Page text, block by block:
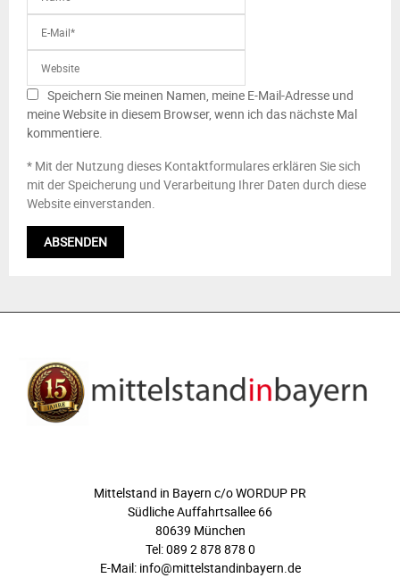
Speichern Sie meinen Namen, meine E-Mail-Adresse und
meine Website in diesem Browser, wenn ich das nächste Mal
kommentiere.
* Mit der Nutzung dieses Kontaktformulares erklären Sie sich
mit der Speicherung und Verarbeitung Ihrer Daten durch diese
Website einverstanden.
Mittelstand in Bayern c/o WORDUP PR
Südliche Auffahrtsallee 66
80639 München
Tel: 089 2 878 878 0
E-Mail: info@mittelstandinbayern.de